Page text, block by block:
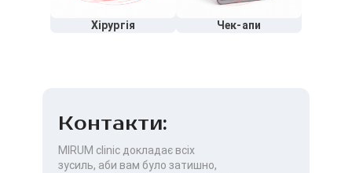
Хірургія Чек-апи
Контакти:
MIRUM clinic докладає всіх
зусиль, аби вам було затишно,